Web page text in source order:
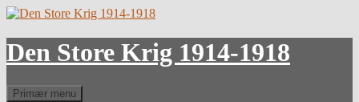
Hop
indhold
Den Store Krig 1914-1918
Søg
Primær menu